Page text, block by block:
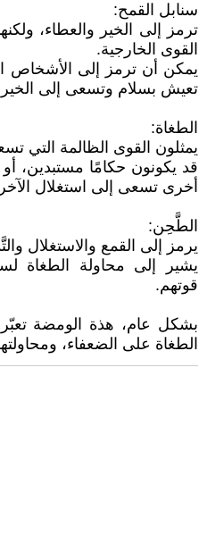
سنابل القمح:
ترمز إلى الخير والعطاء،
القوى الخارجية.
يمكن أن ترمز إلى الأشخاص
تعيش بسلام وتسعى إلى
الطغاة:
يمثلون القوى الظالمة التي
قد يكونون حكامًا مستبدين،
أخرى تسعى إلى استغلال
الطَّحِن:
يرمز إلى القمع والاستغلال
يشير إلى محاولة الطغاة
قوتهم.
بشكل عام، هذة الومضة
الطغاة على الضعفاء،